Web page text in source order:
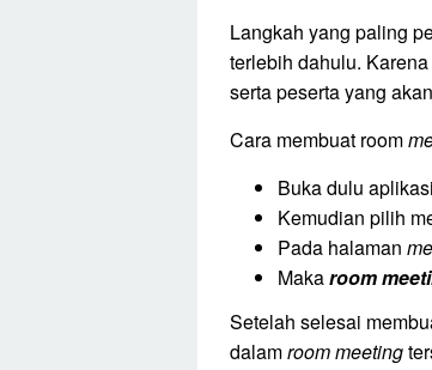
Langkah yang paling
terlebih dahulu.
serta peserta yang
Cara membuat room
Buka dulu aplikasi
Kemudian pilih
Pada halaman
Makaroom
Setelah selesai
dalamroom meeting